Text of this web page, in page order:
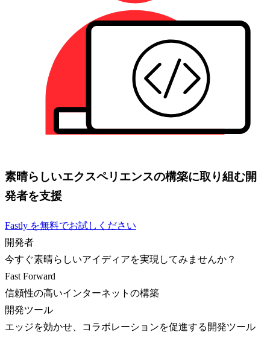
素晴らしいエクスペリエンスの構築に取り組む開
発者を支援
Fastly を無料でお試しください
開発者
今すぐ素晴らしいアイディアを実現してみませんか？
Fast Forward
信頼性の高いインターネットの構築
開発ツール
エッジを効かせ、コラボレーションを促進する開発ツール